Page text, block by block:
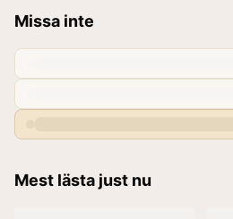
Missa inte
Mest lästa just nu